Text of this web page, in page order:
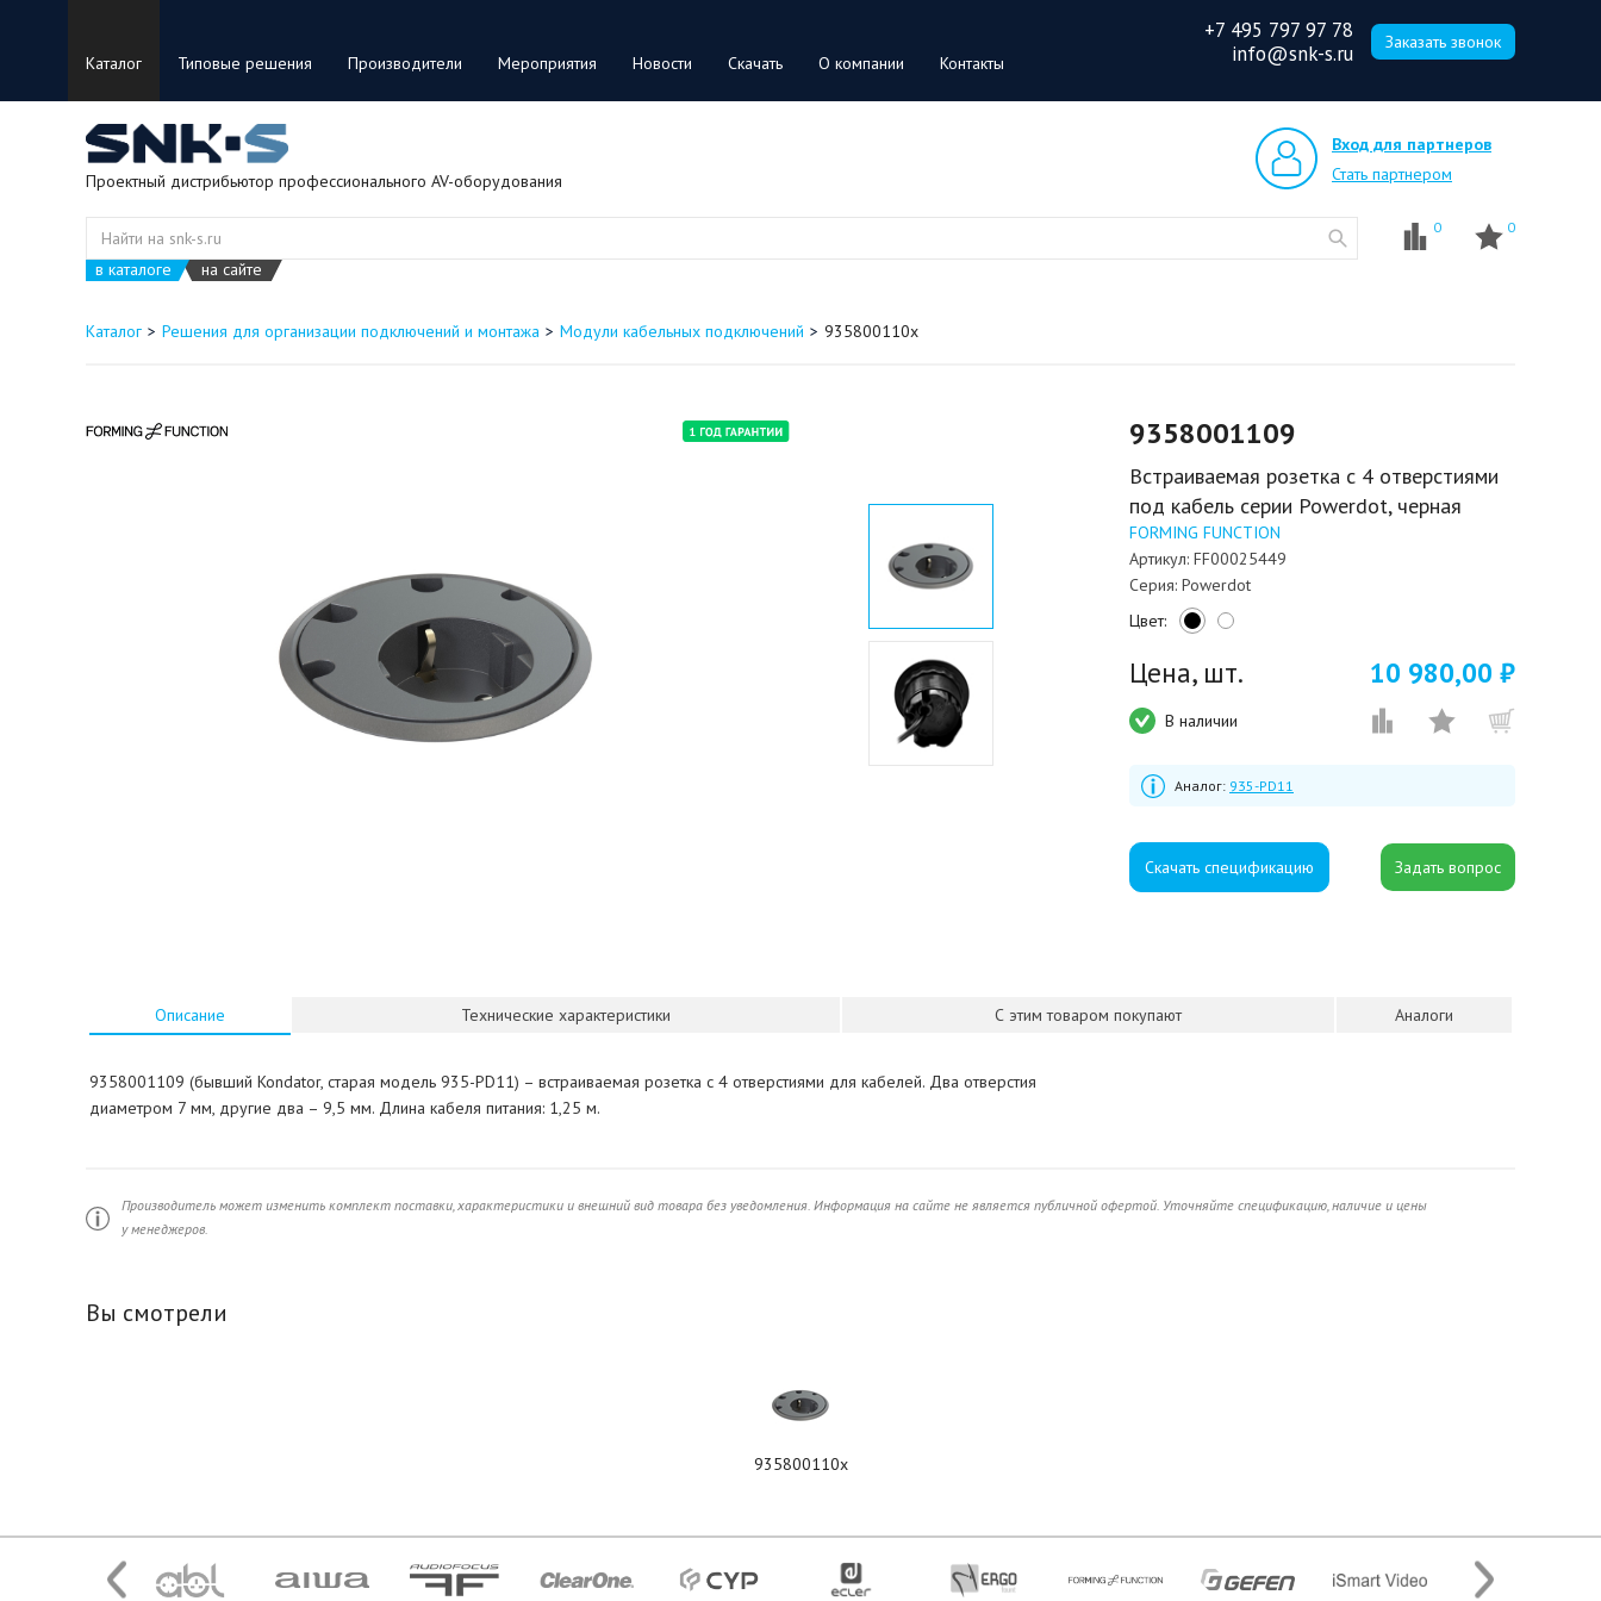
Каталог Типовые решения Производители Мероприятия Новости Скачать О компании Контакты
+7 495 797 97 78
info@snk-s.ru
Заказать звонок
Проектный дистрибьютор профессионального AV-оборудования
Вход для партнеров
Стать партнером
в каталоге на сайте
0 0
Каталог Решения для организации подключений и монтажа Модули кабельных подключений 935800110x
9358001109
Встраиваемая розетка с 4 отверстиями
под кабель серии Powerdot, черная
FORMING FUNCTION
Артикул: FF00025449
Серия: Powerdot
Цвет:
Цена, шт. 10 980,00 ₽
В наличии
Аналог: 935-PD11
Скачать спецификацию
Описание Технические характеристики С этим товаром покупают Аналоги
9358001109 (бывший Kondator, старая модель 935-PD11) – встраиваемая розетка с 4 отверстиями для кабелей. Два отверстия
диаметром 7 мм, другие два – 9,5 мм. Длина кабеля питания: 1,25 м.
Производитель может изменить комплект поставки, характеристики и внешний вид товара без уведомления. Информация на сайте не является публичной офертой. Уточняйте спецификацию, наличие и цены
у менеджеров.
Вы смотрели
935800110x